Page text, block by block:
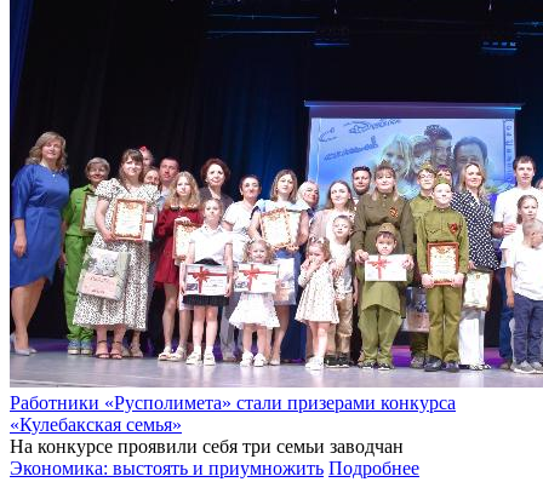
Работники «Русполимета» стали призерами конкурса
«Кулебакская семья»
На конкурсе проявили себя три семьи заводчан
Экономика: выстоять и приумножить Подробнее